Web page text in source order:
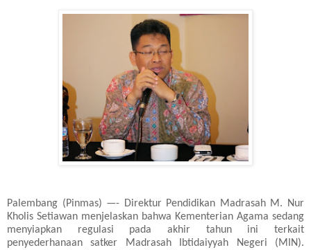
Palembang (Pinmas) —- Direktur Pendidikan Madrasah M. Nur
Kholis Setiawan menjelaskan bahwa Kementerian Agama sedang
menyiapkan regulasi pada akhir tahun ini terkait
penyederhanaan satker Madrasah Ibtidaiyyah Negeri (MIN).